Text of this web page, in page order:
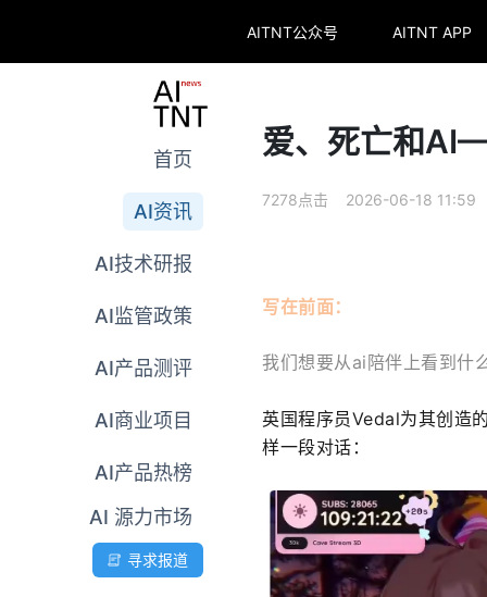
AITNT公众号 AITNT APP
首页
AI资讯
AI技术研报
AI监管政策
AI产品测评
AI商业项目
AI产品热榜
AI 源力市场
寻求报道
爱、死亡和
7278点击 2026-06-18 11:59
写在前面：
我们想要从ai陪伴上看到什
英国程序员Vedal为其创造
样一段对话：